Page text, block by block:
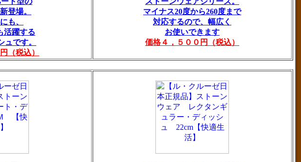
登場。
も、
活躍する
ュです。
（税込）
マイナス20度から260度まで
対応するので、幅広く
お使いできます
価格４，５００円（税込）